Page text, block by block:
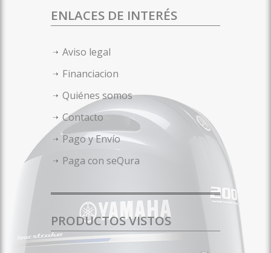
ENLACES DE INTERÉS
Aviso legal
Financiacion
Quiénes somos
Contacto
Pago y Envío
Paga con seQura
PRODUCTOS VISTOS